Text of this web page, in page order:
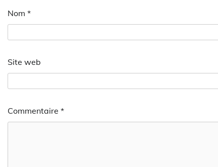
Nom *
Site web
Commentaire *